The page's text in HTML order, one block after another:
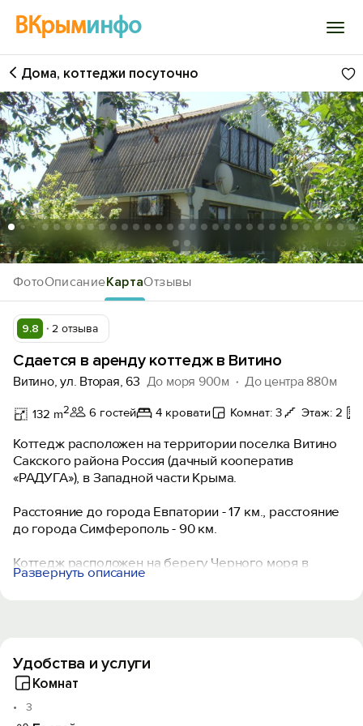
ВКрыминфо
Войти
Избранное
История просмотра
Добавить свой объект
ФотоОписаниеКартаОтзывы
Дома, коттеджи посуточно
1/33
9.8 2 отзыва
Сдается в аренду коттедж в Витино
Витино, ул. Вторая, 63 До моря 900м До центра 880м
132 m2 6 гостей 4 кровати Комнат: 3 Этаж: 2
Коттедж расположен на территории поселка Витино
Сакского района Россия (дачный кооператив
«РАДУГА»), в Западной части Крыма.
Расстояние до города Евпатории - 17 км., расстояние
до города Симферополь - 90 км.
Коттедж расположен на берегу Черного моря в
непосредственной близости к морскому пляжу,
всегда можно приобрести домашнюю свежую
продукцию.
Общая площадь участка на котором расположен
Развернуть описание
Удобства и услуги
Комнат
3